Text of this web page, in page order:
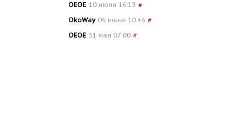
OEOE 10 июня 16:13 #
OkoWay 06 июня 10:46 #
OEOE 31 мая 07:00 #